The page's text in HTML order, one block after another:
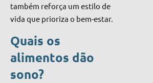
também reforça um estilo de
vida que prioriza o bem-estar.
Quais os
alimentos dão
sono?